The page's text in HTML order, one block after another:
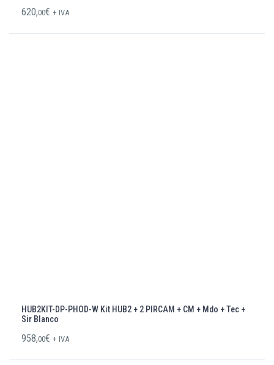
620,00€ + IVA
HUB2KIT-DP-PHOD-W Kit HUB2 + 2 PIRCAM + CM + Mdo + Tec +
Sir Blanco
958,00€ + IVA